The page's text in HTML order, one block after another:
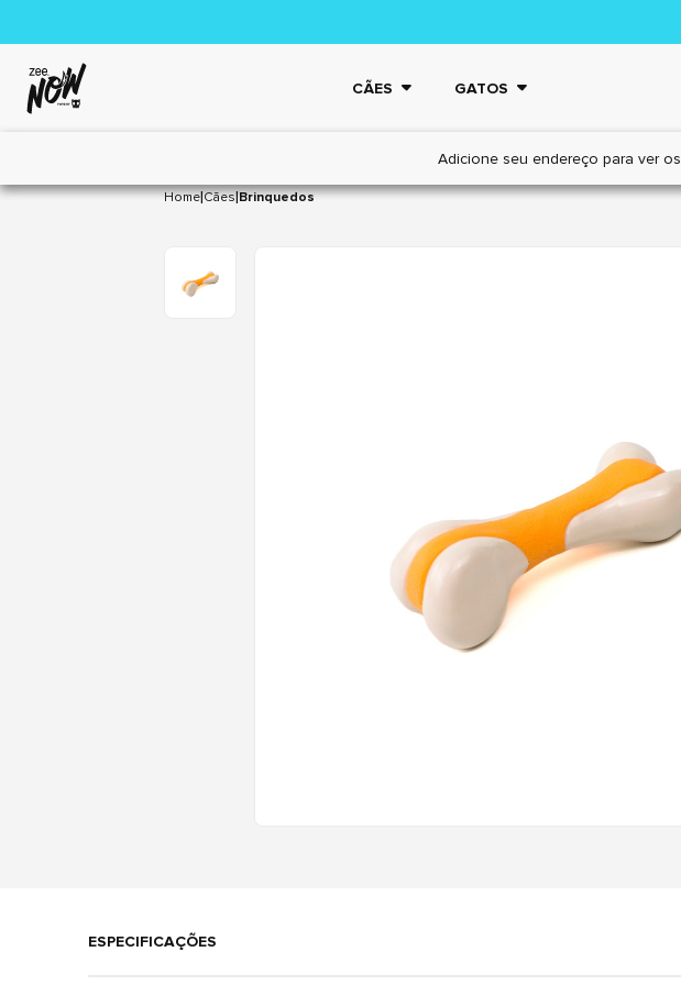
CÃES GATOS
Adicione seu endereço para ver os
Home|Cães|Brinquedos
ESPECIFICAÇÕES